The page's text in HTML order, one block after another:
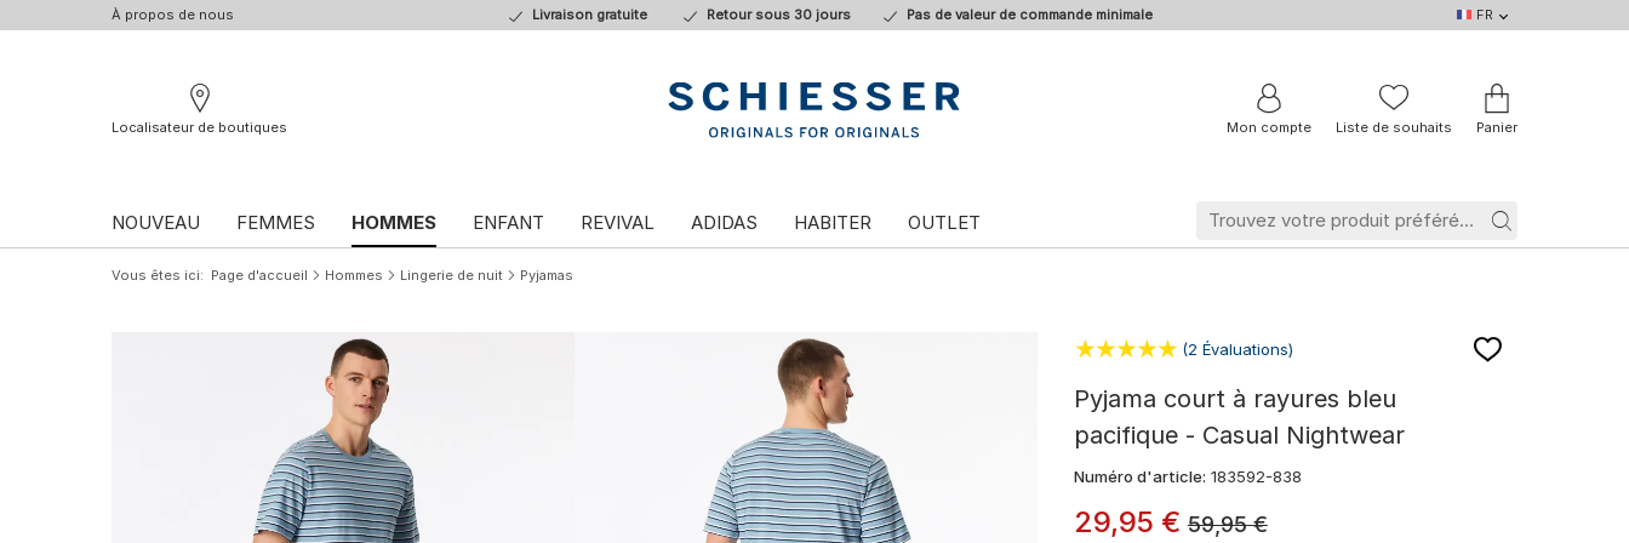
À propos de nous Livraison gratuite Retour sous 30 jours Pas de valeur de commande minimale
FR
DE
NL
BE
FR
Localisateur de boutiques Mon compte Liste de souhaits Panier
NOUVEAU FEMMES HOMMES ENFANT REVIVAL ADIDAS HABITER OUTLET
Vous êtes ici Page d'accueil Hommes Lingerie de nuit Pyjamas
(2 Évaluations)
Pyjama court à rayures bleu
pacifique - Casual Nightwear
Numéro d'article: 183592-838
29,95 €59,95€